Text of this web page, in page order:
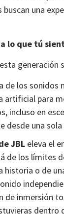
una
lo que tú
generación
de los
artificial para
incluso en
desde una
JBL eleva el
de los límites
historia o de
de inmersión
dentro